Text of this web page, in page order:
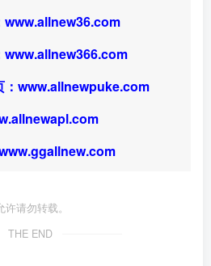
www.allnew36.com
www.allnew366.com
www.allnewpuke.com
请勿转载。
THE END